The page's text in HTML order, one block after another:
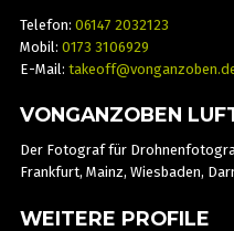
Telefon: 06147 2032123
Mobil: 0173 3106929
E-Mail:
VONGANZOBEN
Der Fotograf für
Frankfurt, Mainz, Wiesbaden,
WEITERE PROFILE